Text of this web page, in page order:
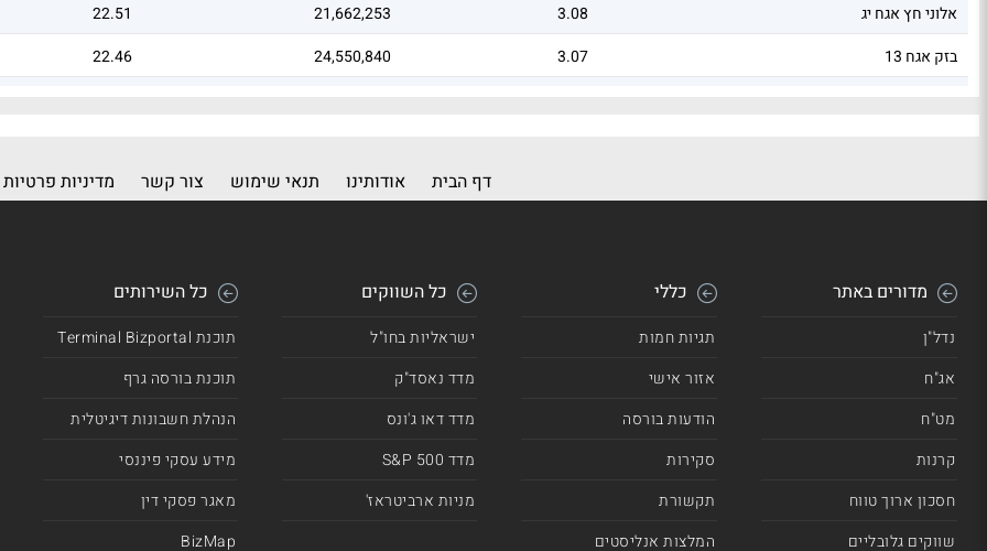
אלוני חץ אגח יג
3.08
21,662,253
22.51
בזק אגח 13
3.07
24,550,840
22.46
דף הבית אודותינו תנאי שימוש צור קשר מדיניות פרטיות
מדורים באתר
נדל"ן
אג"ח
מט"ח
קרנות
חסכון ארוך טווח
שווקים גלובליים
כללי
תגיות חמות
אזור אישי
הודעות בורסה
סקירות
תקשורת
המלצות אנליסטים
כל השווקים
ישראליות בחו"ל
מדד נאסד"ק
מדד דאו ג'ונס
מדד 500 S&P
מניות ארביטראז'
כל השירותים
תוכנת Terminal Bizportal
תוכנת בורסה גרף
הנהלת חשבונות דיגיטלית
מידע עסקי פיננסי
מאגר פסקי דין
BizMap